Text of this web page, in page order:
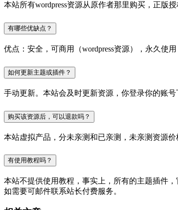
本站所有wordpress资源从原作者那里购买，正版
有哪些优缺点？
优点：安全，可商用（wordpress资源），永久使
如何更新主题或插件？
手动更新。本站会及时更新资源，你登录你的账
购买该资源后，可以退款吗？
本站虚拟产品，分未亲测和已亲测，未亲测资源
有使用教程吗？
本站不提供使用教程，事实上，所有的主题插件
如需要可邮件联系站长付费服务。